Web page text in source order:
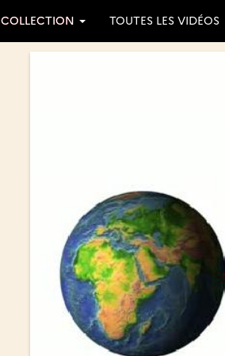
COLLECTION TOUTES LES VIDÉOS